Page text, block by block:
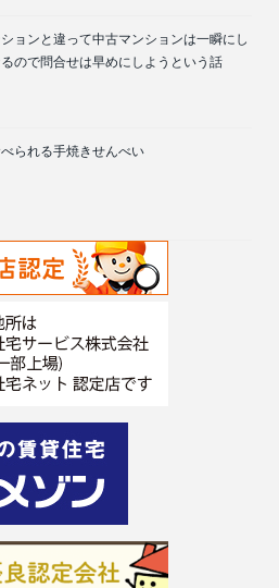
ョンと違って中古マンションは一瞬にし
ので問合せは早めにしようという話
られる手焼きせんべい